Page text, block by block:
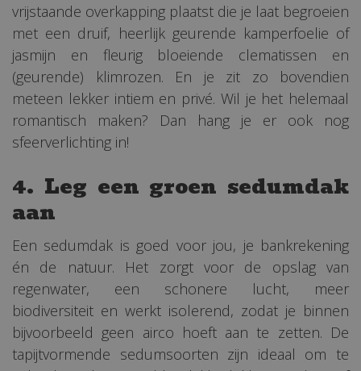
vrijstaande overkapping plaatst die je laat begroeien
met een druif, heerlijk geurende kamperfoelie of
jasmijn en fleurig bloeiende clematissen en
(geurende) klimrozen. En je zit zo bovendien
meteen lekker intiem en privé. Wil je het helemaal
romantisch maken? Dan hang je er ook nog
sfeerverlichting in!
4. Leg een groen sedumdak
aan
Een sedumdak is goed voor jou, je bankrekening
én de natuur. Het zorgt voor de opslag van
regenwater, een schonere lucht, meer
biodiversiteit en werkt isolerend, zodat je binnen
bijvoorbeeld geen airco hoeft aan te zetten. De
tapijtvormende sedumsoorten zijn ideaal om te